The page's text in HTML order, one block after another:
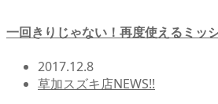
一回きりじゃない！再度使えるミッ
2017.12.8
草加スズキ店NEWS!!